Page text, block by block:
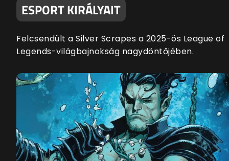
ESPORT KIRÁLYAIT
Felcsendült a Silver Scrapes a 2025-ös League of
Legends-világbajnokság nagydöntőjében.